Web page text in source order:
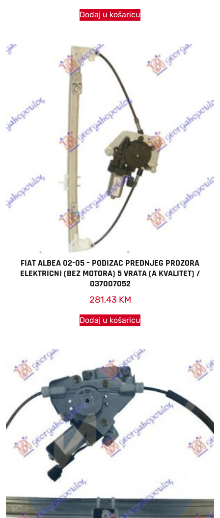
Dodaj u košaricu
FIAT ALBEA 02-05 – PODIZAC PREDNJEG PROZORA
ELEKTRICNI (BEZ MOTORA) 5 VRATA (A KVALITET) /
037007052
281,43 KM
Dodaj u košaricu